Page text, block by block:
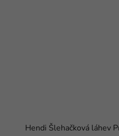
Hendi Šlehačková láhev